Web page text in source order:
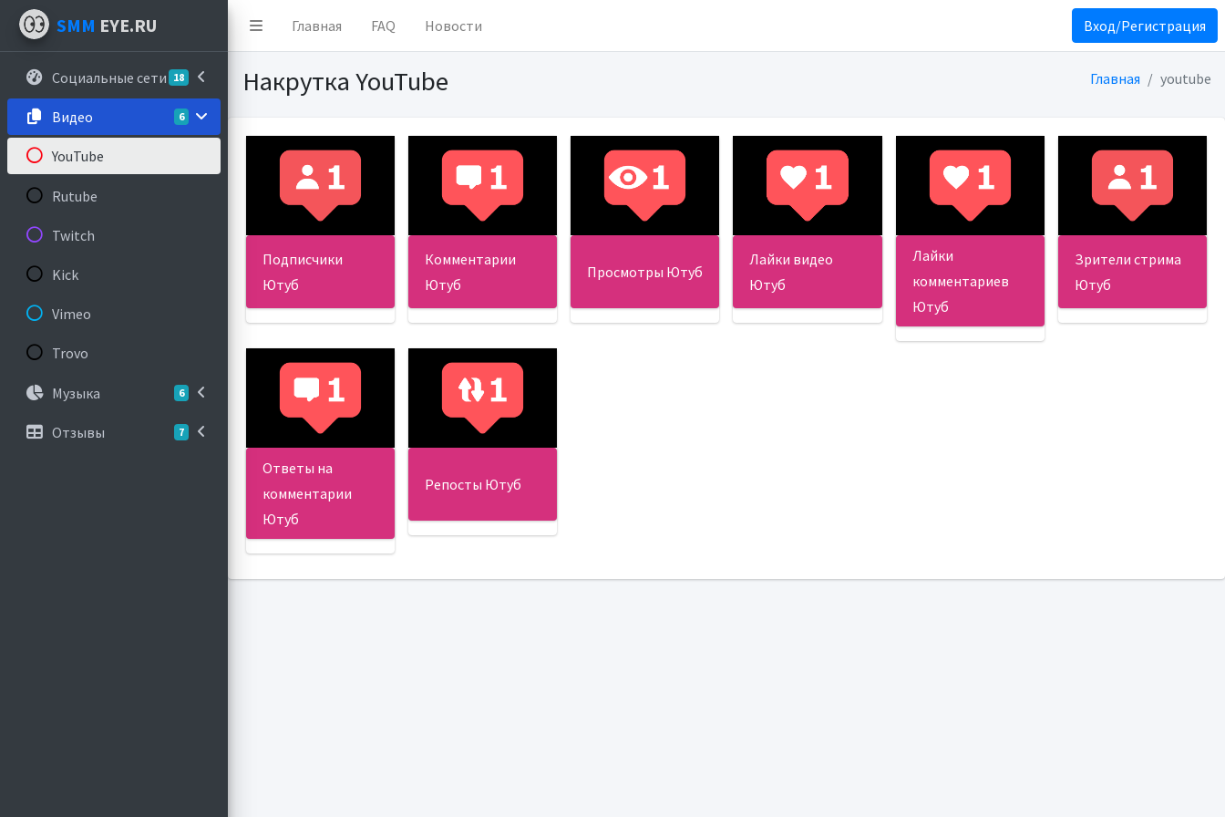
Главная FAQ Новости Вход/Регистрация
SMM EYE.RU
Социальные сети 18
Видео 6
YouTube
Rutube
Twitch
Kick
Vimeo
Trovo
Музыка 6
Отзывы 7
Накрутка YouTube Главная youtube
Подписчики
Ютуб
Комментарии
Ютуб
Просмотры Ютуб
Лайки видео
Ютуб
Лайки
комментариев
Ютуб
Зрители стрима
Ютуб
Ответы на
комментарии
Ютуб
Репосты Ютуб